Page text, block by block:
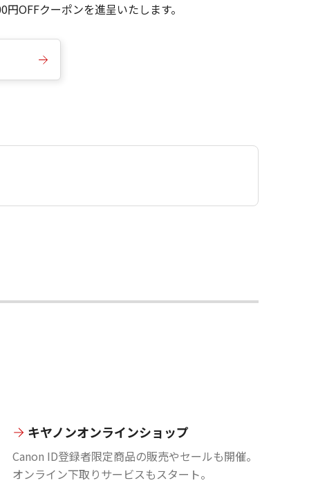
OFFクーポンを進呈いたします。
キヤノンオンラインショップ
Canon ID登録者限定商品の販売やセールも開催。
オンライン下取りサービスもスタート。